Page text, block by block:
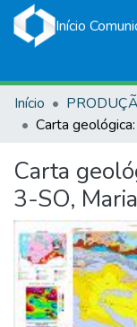
Início
Início
Carta
3-SO,